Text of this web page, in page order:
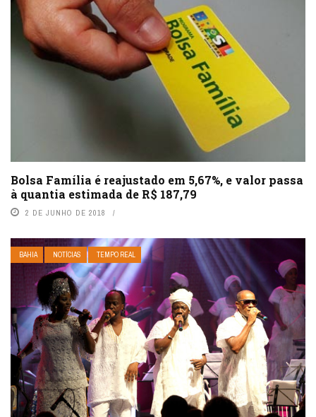
Bolsa Família é reajustado em 5,67%, e valor passa
à quantia estimada de R$ 187,79
2 DE JUNHO DE 2018
BAHIA NOTÍCIAS TEMPO REAL